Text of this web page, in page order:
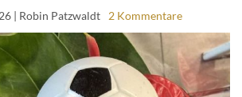
| Robin Patzwaldt 2 Kommentare